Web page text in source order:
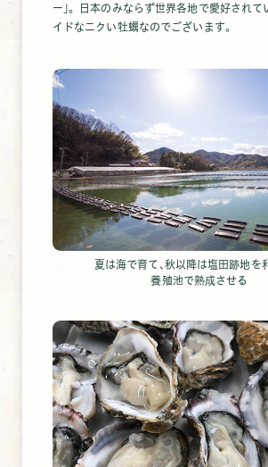
ー｣。日本のみならず世界各地で愛好されて
イドなニクい牡蠣なのでございます｡
夏は海で育て､秋以降は塩田跡地を
養殖池で熟成させる